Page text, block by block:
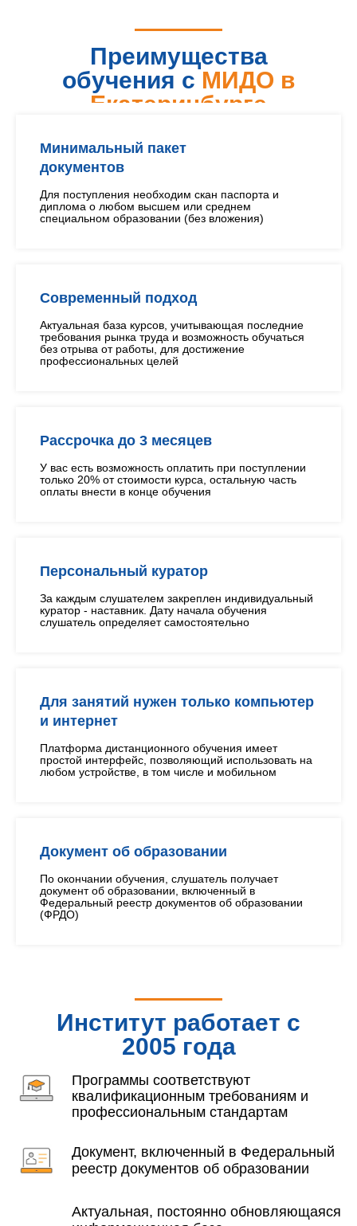
Преимущества
обучения с МИДО в
Екатеринбурге
Минимальный пакет
документов
Для поступления необходим скан паспорта и
диплома о любом высшем или среднем
специальном образовании (без вложения)
Современный подход
Актуальная база курсов, учитывающая последние
требования рынка труда и возможность обучаться
без отрыва от работы, для достижение
профессиональных целей
Рассрочка до 3 месяцев
У вас есть возможность оплатить при поступлении
только 20% от стоимости курса, остальную часть
оплаты внести в конце обучения
Персональный куратор
За каждым слушателем закреплен индивидуальный
куратор - наставник. Дату начала обучения
слушатель определяет самостоятельно
Для занятий нужен только компьютер
и интернет
Платформа дистанционного обучения имеет
простой интерфейс, позволяющий использовать на
любом устройстве, в том числе и мобильном
Документ об образовании
По окончании обучения, слушатель получает
документ об образовании, включенный в
Федеральный реестр документов об образовании
(ФРДО)
Институт работает с
2005 года
Программы соответствуют
квалификационным требованиям и
профессиональным стандартам
Документ, включенный в Федеральный
реестр документов об образовании
Актуальная, постоянно обновляющаяся